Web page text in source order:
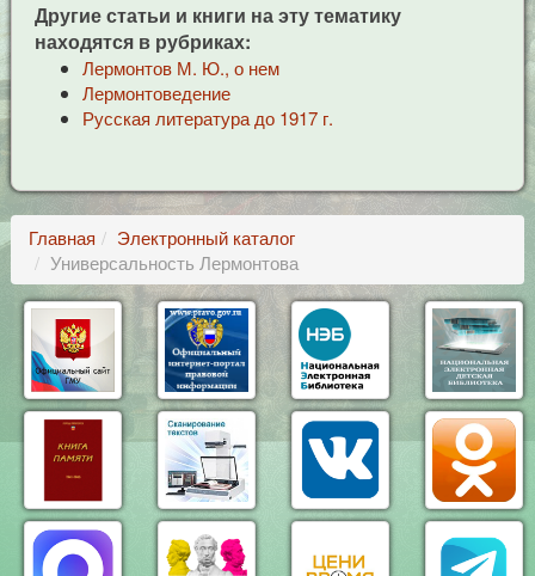
Другие статьи и книги на эту тематику
находятся в рубриках:
Лермонтов М. Ю., о нем
Лермонтоведение
Русская литература до 1917 г.
Главная
Электронный каталог
Универсальность Лермонтова